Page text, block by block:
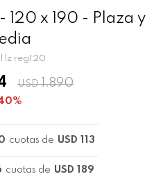
120 x 190 - Plaza y
lz reg120
USD 1.890
cuotas de USD 113
cuotas de USD 189